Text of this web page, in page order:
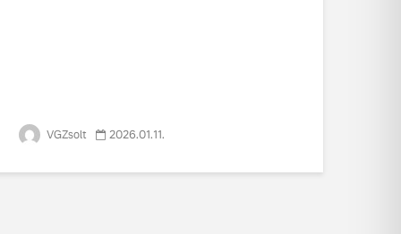
VGZsolt 2026.01.11.